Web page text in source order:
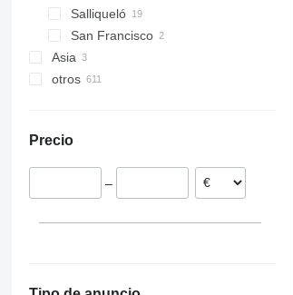
Salliqueló
San Francisco
Asia
Turquía
otros
Francia
Países Bajos
Precio
–